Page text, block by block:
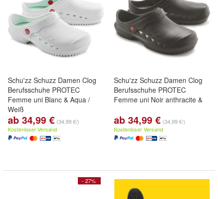
Schu'zz Schuzz Damen Clog
Berufsschuhe PROTEC
Femme uni Blanc & Aqua /
Weiß
ab 34,99 € (34,99 €/)
Kostenloser Versand
Schu'zz Schuzz Damen Clog
Berufsschuhe PROTEC
Femme uni Noir anthracite &
ab 34,99 € (34,99 €/)
Kostenloser Versand
- 27%